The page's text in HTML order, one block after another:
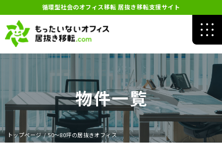
循環型社会のオフィス移転 居抜き移転支援サイト
物件一覧
トップページ / 50～80坪の居抜きオフィス